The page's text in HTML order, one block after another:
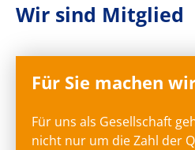
Wir sind Mitglied
Für Sie machen
Für uns als Gesellschaft
nicht nur um die Zahl der